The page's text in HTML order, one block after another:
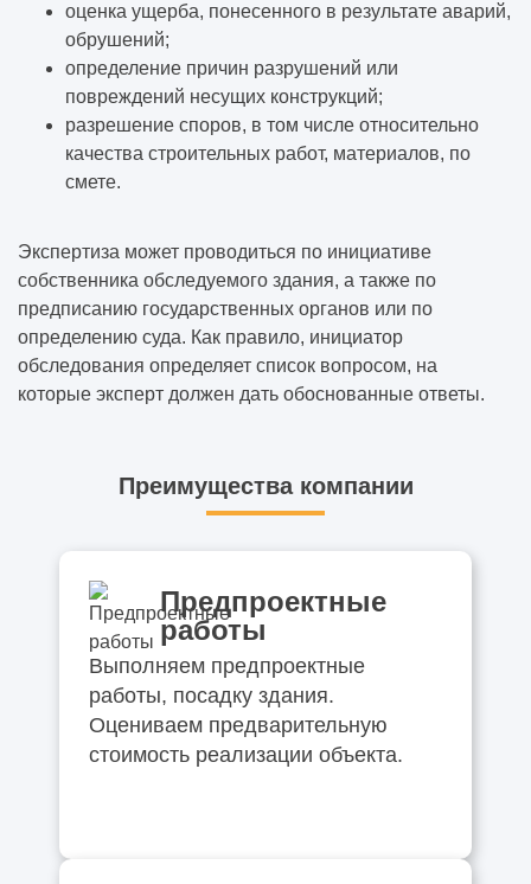
оценка ущерба, понесенного в результате аварий,
обрушений;
определение причин разрушений или
повреждений несущих конструкций;
разрешение споров, в том числе относительно
качества строительных работ, материалов, по
смете.
Экспертиза может проводиться по инициативе
собственника обследуемого здания, а также по
предписанию государственных органов или по
определению суда. Как правило, инициатор
обследования определяет список вопросом, на
которые эксперт должен дать обоснованные ответы.
Преимущества компании
Предпроектные
работы
Выполняем предпроектные
работы, посадку здания.
Оцениваем предварительную
стоимость реализации объекта.